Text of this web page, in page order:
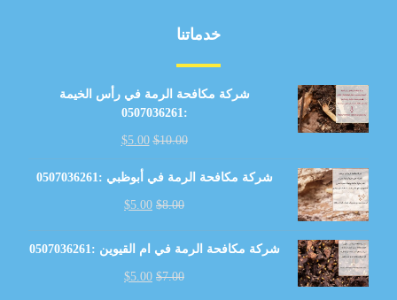
خدماتنا
شركة مكافحة الرمة في رأس الخيمة
:0507036261
$10.00
$5.00
شركة مكافحة الرمة في أبوظبي :0507036261
$8.00
$5.00
شركة مكافحة الرمة في ام القيوين :0507036261
$7.00
$5.00